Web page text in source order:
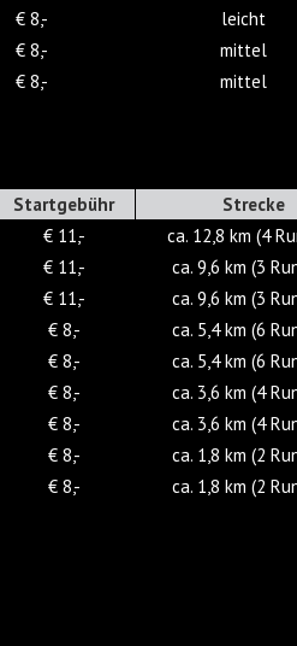
€ 8,-
leicht
€ 8,-
mittel
€ 8,-
mittel
Startgebühr
Strecke
€ 11,-
ca. 12,8 km (4
€ 11,-
ca. 9,6 km (3
€ 11,-
ca. 9,6 km (3
€ 8,-
ca. 5,4 km (6
€ 8,-
ca. 5,4 km (6
€ 8,-
ca. 3,6 km (4
€ 8,-
ca. 3,6 km (4
€ 8,-
ca. 1,8 km (2
€ 8,- ca. 1,8 km (2